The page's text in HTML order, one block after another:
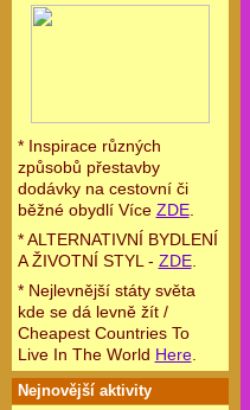
* Inspirace různých
způsobů přestavby
dodávky na cestovní či
běžné obydlí Více ZDE.
* ALTERNATIVNÍ BYDLENÍ
A ŽIVOTNÍ STYL - ZDE.
* Nejlevnější státy světa
kde se dá levně žít /
Cheapest Countries To
Live In The World Here.
Nejnovější aktivity